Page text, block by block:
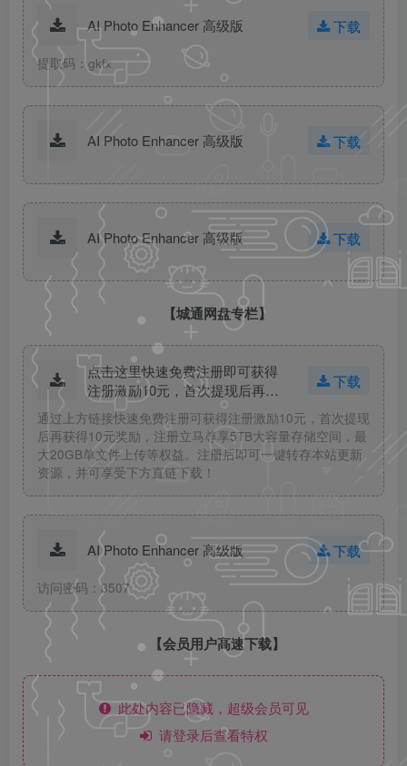
AI Photo Enhancer 高级版 下载
提取码：gkfx
AI Photo Enhancer 高级版 下载
AI Photo Enhancer 高级版 下载
【城通网盘专栏】
点击这里快速免费注册即可获得
注册激励10元，首次提现后再获
得10元奖励！
下载
通过上方链接快速免费注册可获得注册激励10元，首次提现
后再获得10元奖励，注册立马尊享5TB大容量存储空间，最
大20GB单文件上传等权益。注册后即可一键转存本站更新
资源，并可享受下方直链下载！
AI Photo Enhancer 高级版 下载
访问密码：3507
【会员用户高速下载】
此处内容已隐藏，超级会员可见
请登录后查看特权